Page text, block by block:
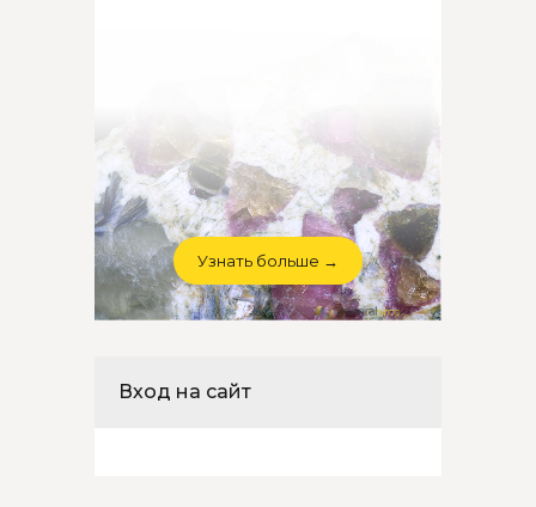
Узнать больше →
Вход на сайт